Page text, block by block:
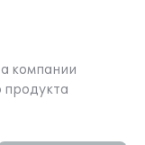
компании
продукта